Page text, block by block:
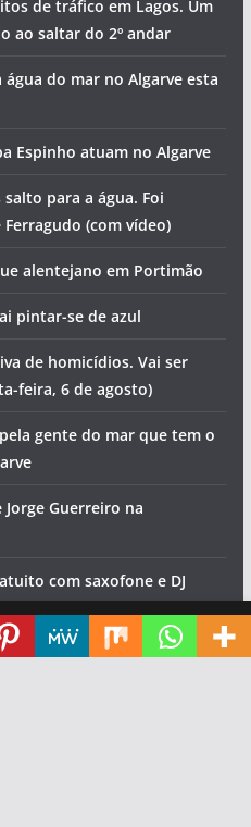
de tráfico em Lagos. Um
ao saltar do 2º andar
do mar no Algarve esta
Espinho atuam no Algarve
para a água. Foi
(com vídeo)
alentejano em Portimão
pintar-se de azul
de homicídios. Vai ser
feira, 6 de agosto)
gente do mar que tem o
Guerreiro na
com saxofone e DJ
Diga ao Google que o Algarve Marafado é uma das suas fontes de informação preferidas